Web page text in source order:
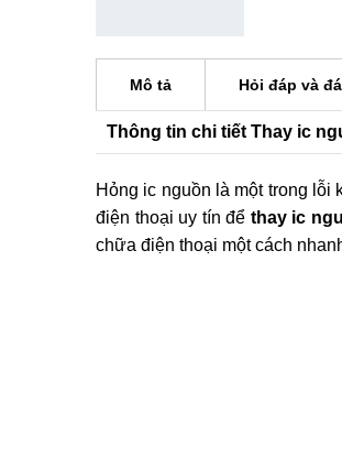
Mô tả Hỏi đáp và
Thông tin chi tiết Thay ic
Hỏng ic nguồn là một trong
điện thoại uy tín để thay ic
chữa điện thoại một cách